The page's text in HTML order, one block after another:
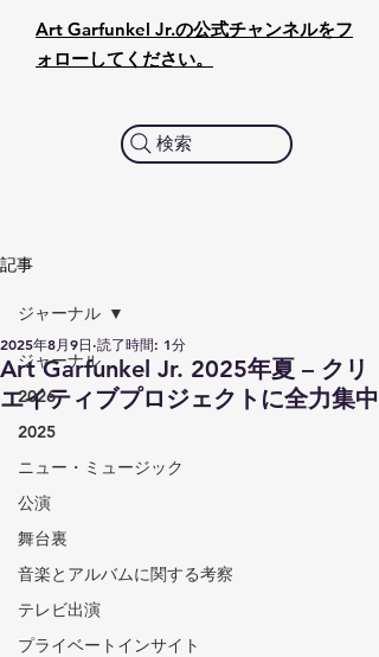
検索
Art Garfunkel Jr.の公式チャンネルをフ
ォローしてください。
記事
ジャーナル
2026
2025
ニュー・ミュージック
公演
舞台裏
音楽とアルバムに関する考察
テレビ出演
プライベートインサイト
ジャーナル
Art Garfunkel Jr. 2025年夏 – クリ
エイティブプロジェクトに全力集中
2025年8月9日 読了時間: 1分